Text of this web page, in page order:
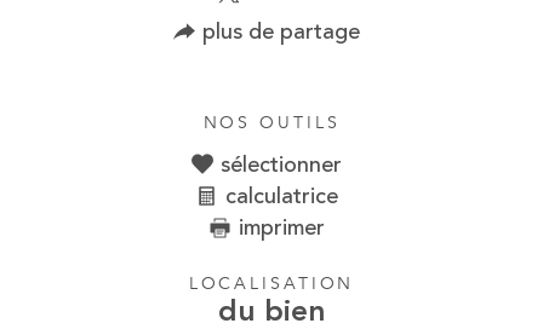
plus de partage
NOS OUTILS
sélectionner
calculatrice
imprimer
LOCALISATION
du bien